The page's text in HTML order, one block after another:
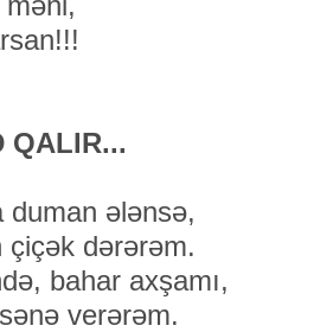
QALIR...
duman ələnsə,
çiçək dərərəm.
bahar axşamı,
verərəm.